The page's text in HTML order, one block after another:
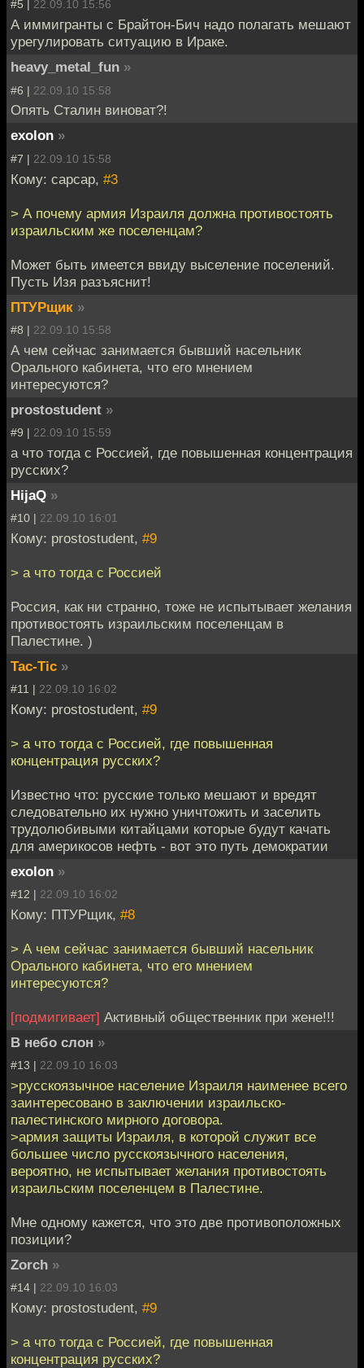
#5 | 22.09.10 15:56
А иммигранты с Брайтон-Бич надо полагать мешают
урегулировать ситуацию в Ираке.
heavy_metal_fun »
#6 | 22.09.10 15:58
Опять Сталин виноват?!
exolon »
#7 | 22.09.10 15:58
Кому: capcap, #3
> А почему армия Израиля должна противостоять
израильским же поселенцам?
Может быть имеется ввиду выселение поселений.
Пусть Изя разъяснит!
ПТУРщик »
#8 | 22.09.10 15:58
А чем сейчас занимается бывший насельник
Орального кабинета, что его мнением
интересуются?
prostostudent »
#9 | 22.09.10 15:59
а что тогда с Россией, где повышенная концентрация
русских?
HijaQ »
#10 | 22.09.10 16:01
Кому: prostostudent, #9
> а что тогда с Россией
Россия, как ни странно, тоже не испытывает желания
противостоять израильским поселенцам в
Палестине. )
Tac-Tic »
#11 | 22.09.10 16:02
Кому: prostostudent, #9
> а что тогда с Россией, где повышенная
концентрация русских?
Известно что: русские только мешают и вредят
следовательно их нужно уничтожить и заселить
трудолюбивыми китайцами которые будут качать
для америкосов нефть - вот это путь демократии
exolon »
#12 | 22.09.10 16:02
Кому: ПТУРщик, #8
> А чем сейчас занимается бывший насельник
Орального кабинета, что его мнением
интересуются?
[подмигивает] Активный общественник при жене!!!
В небо слон »
#13 | 22.09.10 16:03
>русскоязычное население Израиля наименее всего
заинтересовано в заключении израильско-
палестинского мирного договора.
>армия защиты Израиля, в которой служит все
большее число русскоязычного населения,
вероятно, не испытывает желания противостоять
израильским поселенцем в Палестине.
Мне одному кажется, что это две противоположных
позиции?
Zorch »
#14 | 22.09.10 16:03
Кому: prostostudent, #9
> а что тогда с Россией, где повышенная
концентрация русских?